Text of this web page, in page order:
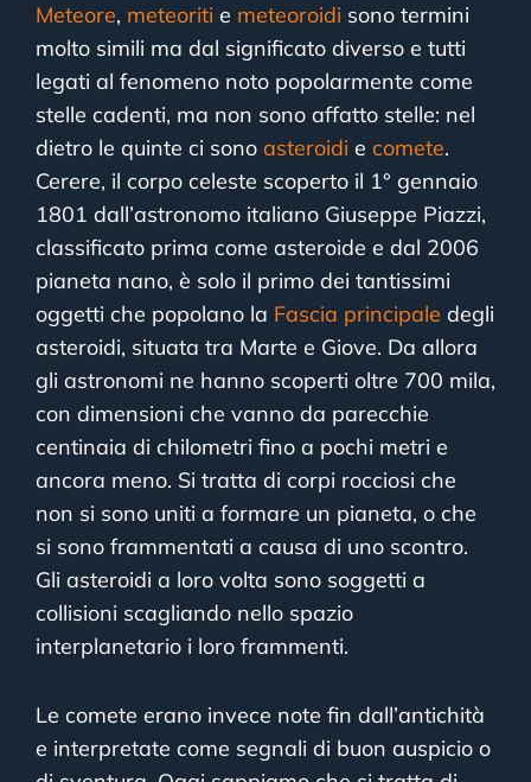
Meteore, meteoriti e meteoroidi sono termini
molto simili ma dal significato diverso e tutti
legati al fenomeno noto popolarmente come
stelle cadenti, ma non sono affatto stelle: nel
dietro le quinte ci sono asteroidi e comete.
Cerere, il corpo celeste scoperto il 1° gennaio
1801 dall’astronomo italiano Giuseppe Piazzi,
classificato prima come asteroide e dal 2006
pianeta nano, è solo il primo dei tantissimi
oggetti che popolano la Fascia principale degli
asteroidi, situata tra Marte e Giove. Da allora
gli astronomi ne hanno scoperti oltre 700 mila,
con dimensioni che vanno da parecchie
centinaia di chilometri fino a pochi metri e
ancora meno. Si tratta di corpi rocciosi che
non si sono uniti a formare un pianeta, o che
si sono frammentati a causa di uno scontro.
Gli asteroidi a loro volta sono soggetti a
collisioni scagliando nello spazio
interplanetario i loro frammenti.
Le comete erano invece note fin dall’antichità
e interpretate come segnali di buon auspicio o